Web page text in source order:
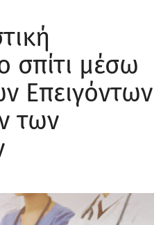
σπίτι μέσω
Επειγόντων
των